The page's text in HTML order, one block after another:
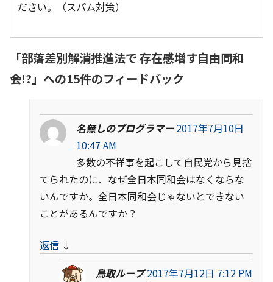
ださい。（スパム対策）
「部落差別解消推進法で 存在感増す自由同和
会!?」への15件のフィードバック
名無しのプログラマー 2017年7月10日
10:47 AM
多数の不祥事を起こして自民党から見捨
てられたのに、なぜ全日本同和会はなくならな
いんですか。全日本同和会じゃないとできない
ことがあるんですか？
返信 ↓
鳥取ループ 2017年7月12日 7:12 PM